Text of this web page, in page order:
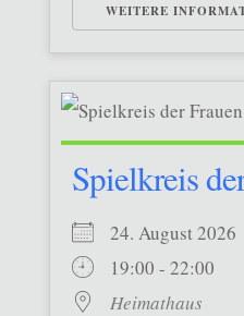
WEITERE
Spielkreis
24. August
19:00 - 22:00
Heimathaus